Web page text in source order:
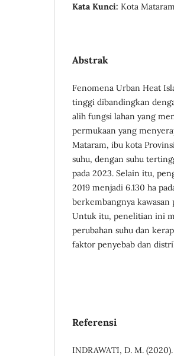
Kata Kunci: Kota
Abstrak
Fenomena Urban Heat
tinggi dibandingkan
alih fungsi lahan yang
permukaan yang
Mataram, ibu kota
suhu, dengan suhu
pada 2023. Selain itu,
2019 menjadi 6.130 ha
berkembangnya
Untuk itu, penelitian ini
perubahan suhu dan
faktor penyebab dan
Referensi
INDRAWATI, D. M.